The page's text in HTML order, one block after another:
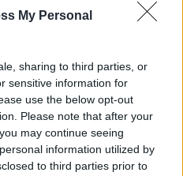
My Personal
sharing to third parties, or
sensitive information for
use the below opt-out
Please note that after your
may continue seeing
information utilized by
to third parties prior to